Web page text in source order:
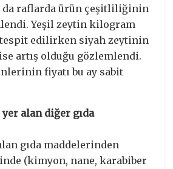
da raflarda ürün çeşitliliğinin
Yeşil zeytin kilogram
tespit edilirken siyah zeytinin
artış olduğu gözlemlendi.
fiyatı bu ay sabit
alan diğer gıda
gıda maddelerinden
(kimyon, nane, karabiber